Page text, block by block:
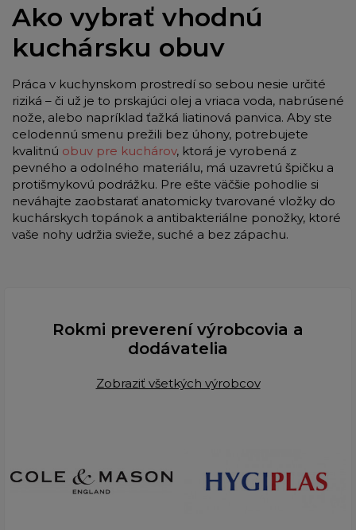
Ako vybrať vhodnú
kuchársku obuv
Práca v kuchynskom prostredí so sebou nesie určité
riziká – či už je to prskajúci olej a vriaca voda, nabrúsené
nože, alebo napríklad ťažká liatinová panvica. Aby ste
celodennú smenu prežili bez úhony, potrebujete
kvalitnú obuv pre kuchárov, ktorá je vyrobená z
pevného a odolného materiálu, má uzavretú špičku a
protišmykovú podrážku. Pre ešte väčšie pohodlie si
neváhajte zaobstarať anatomicky tvarované vložky do
kuchárskych topánok a antibakteriálne ponožky, ktoré
vaše nohy udržia svieže, suché a bez zápachu.
Rokmi preverení výrobcovia a
dodávatelia
Zobraziť všetkých výrobcov